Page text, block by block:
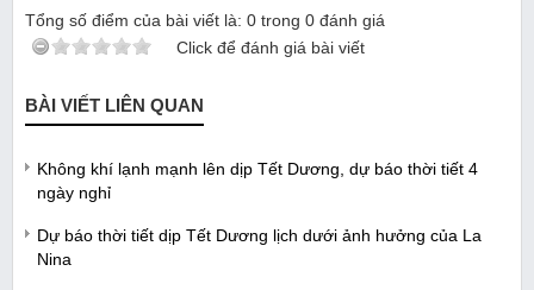
Tổng số điểm của bài viết là: 0 trong 0 đánh giá
Click để đánh giá bài viết
BÀI VIẾT LIÊN QUAN
Không khí lạnh mạnh lên dịp Tết Dương, dự báo thời tiết 4
ngày nghỉ
Dự báo thời tiết dịp Tết Dương lịch dưới ảnh hưởng của La
Nina